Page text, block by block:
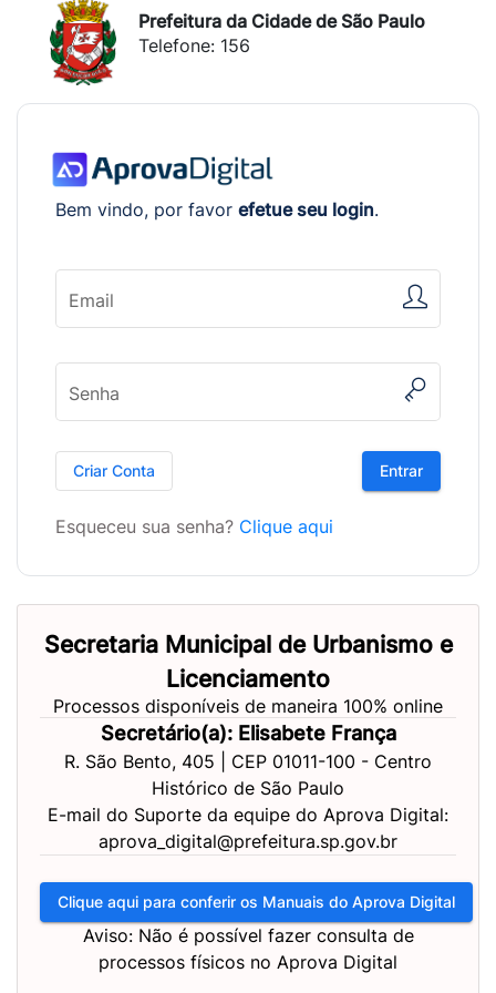
Prefeitura da Cidade de São Paulo
Telefone: 156
Bem vindo, por favor efetue seu login.
Email
Senha
Criar Conta Entrar
Esqueceu sua senha? Clique aqui
Secretaria Municipal de Urbanismo e
Licenciamento
Processos disponíveis de maneira 100% online
Secretário(a): Elisabete França
R. São Bento, 405 | CEP 01011-100 - Centro
Histórico de São Paulo
E-mail do Suporte da equipe do Aprova Digital:
aprova_digital@prefeitura.sp.gov.br
Clique aqui para conferir os Manuais do Aprova Digital
Aviso: Não é possível fazer consulta de
processos físicos no Aprova Digital